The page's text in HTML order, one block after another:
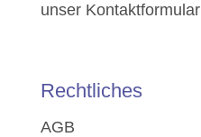
unser Kontaktformular
Rechtliches
AGB